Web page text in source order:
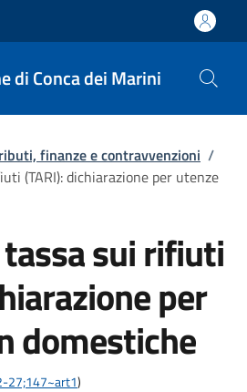
di Conca dei Marini
finanze e contravvenzioni /
(TARI): dichiarazione per utenze
sui rifiuti
per
domestiche
27;147~art1)